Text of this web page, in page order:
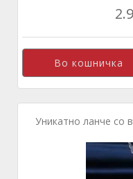
Уникатно ланче со